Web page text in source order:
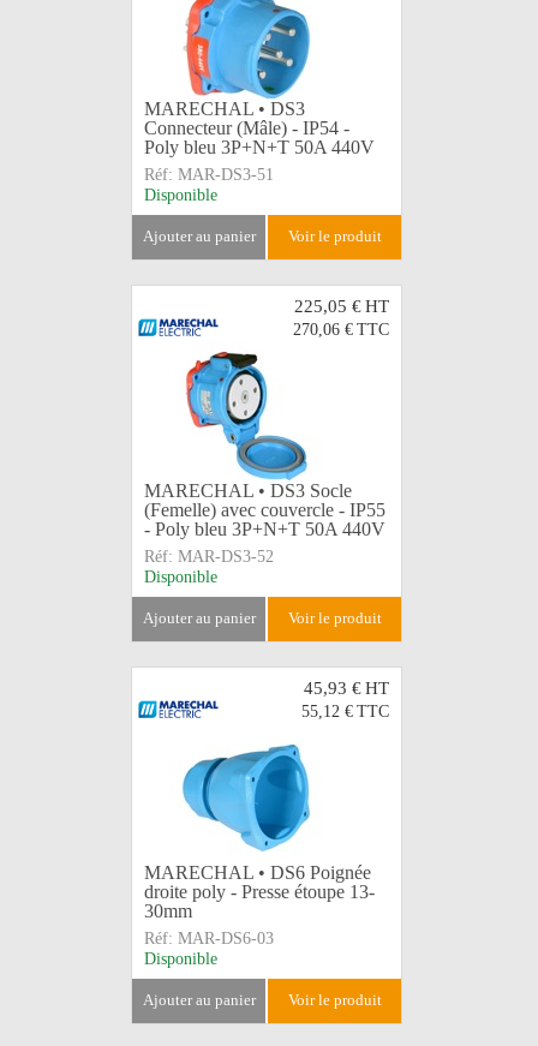
MARECHAL • DS3
Connecteur (Mâle) - IP54 -
Poly bleu 3P+N+T 50A 440V
Réf: MAR-DS3-51
Disponible
ajouter au panier voir le produit
225,05 €HT
270,06 € TTC
MARECHAL • DS3 Socle
(Femelle) avec couvercle - IP55
- Poly bleu 3P+N+T 50A 440V
Réf: MAR-DS3-52
Disponible
ajouter au panier voir le produit
45,93 €HT
55,12 € TTC
MARECHAL • DS6 Poignée
droite poly - Presse étoupe 13-
30mm
Réf: MAR-DS6-03
Disponible
ajouter au panier voir le produit